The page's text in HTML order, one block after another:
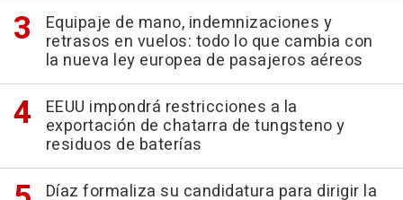
Equipaje de mano, indemnizaciones y
retrasos en vuelos: todo lo que cambia con
la nueva ley europea de pasajeros aéreos
EEUU impondrá restricciones a la
exportación de chatarra de tungsteno y
residuos de baterías
Díaz formaliza su candidatura para dirigir la